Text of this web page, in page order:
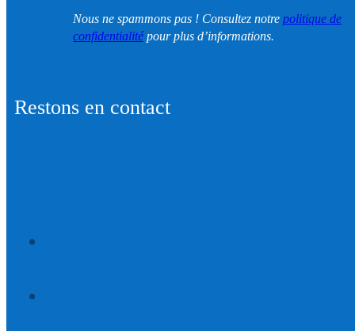
Nous ne spammons pas ! Consultez notre politique de
confidentialitépour plus d’informations.
Restons en contact